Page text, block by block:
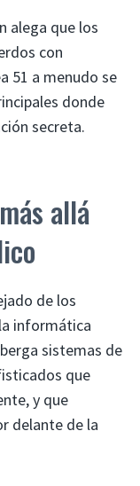
alega que los
con
51 a menudo se
donde
secreta.
allá
de los
informática
sistemas de
que
y que
delante de la